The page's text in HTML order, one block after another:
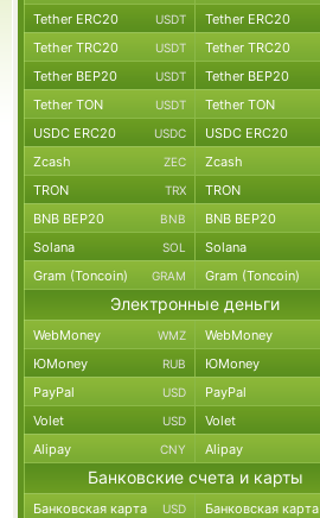
Tether ERC20 USDT Tether ERC20
Tether TRC20 USDT Tether TRC20
Tether BEP20 USDT Tether BEP20
Tether TON USDT Tether TON
USDC ERC20 USDC USDC ERC20
Zcash ZEC Zcash
TRON TRX TRON
BNB BEP20 BNB BNB BEP20
Solana SOL Solana
Gram (Toncoin) GRAM Gram (Toncoin)
Электронные деньги
WebMoney WMZ WebMoney
ЮMoney RUB ЮMoney
PayPal USD PayPal
Volet USD Volet
Alipay CNY Alipay
Банковские счета и карты
Банковская карта USD Банковская карта